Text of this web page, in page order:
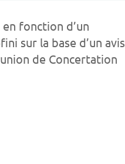
fonction d’un
sur la base d’un avis
de Concertation